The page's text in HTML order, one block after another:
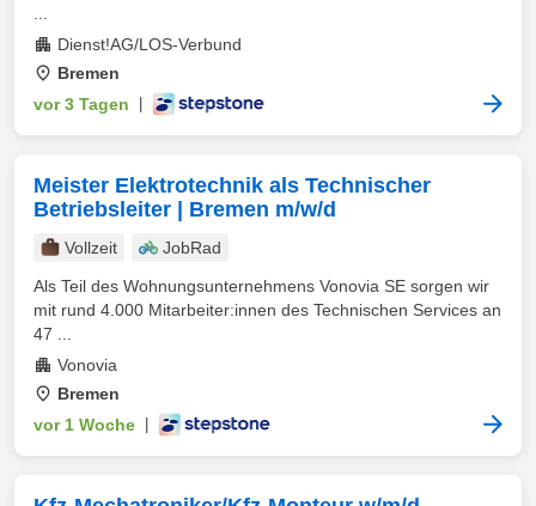
Dienst!AG/LOS-Verbund
Bremen
vor 3 Tagen
Meister Elektrotechnik als Technischer
Betriebsleiter | Bremen m/w/d
Vollzeit
JobRad
Als Teil des Wohnungsunternehmens Vonovia SE sorgen wir
mit rund 4.000 Mitarbeiter:innen des Technischen Services an
47 ...
Vonovia
Bremen
vor 1 Woche